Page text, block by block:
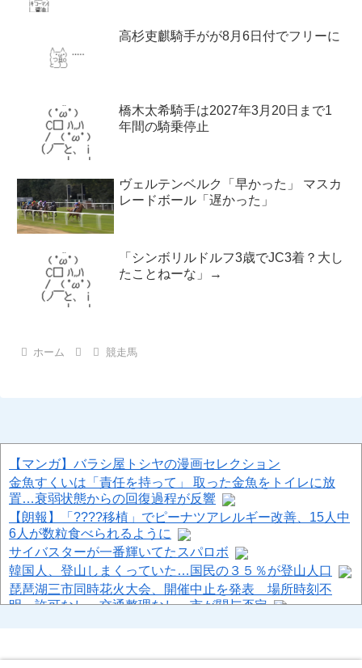
高杉吏麒騎手がが8月6日付でフリーに
橋木太希騎手は2027年3月20日まで1
年間の騎乗停止
ヴェルテンベルク「早かった」 マスカ
レードボール「遅かった」
「シンボリルドルフ3歳でJC3着？大し
たことねーな」→
ホーム 競走馬
【マンガ】バラシ屋トシヤの漫画セレクション
金魚すくいは「責任を持って」 取った金魚をトイレに放
置…衰弱状態からの回復過程が反響
【朗報】「????移植」でピーナツアレルギー改善、15人中
6人が数粒食べられるように
サイバスターが一番輝いてたスパロボ
韓国人、登山しまくっていた…国民の３５％が登山人口
琵琶湖三市同時花火大会、開催中止を発表 場所時刻不
明・許可なし・交通整理なし・市が関与否定
達がSNS阿鼻叫喚